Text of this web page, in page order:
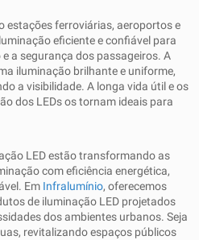
estações ferroviárias, aeroportos e
eficiente e confiável para
a segurança dos passageiros. A
iluminação brilhante e uniforme,
a visibilidade. A longa vida útil e os
dos LEDs os tornam ideais para
LED estão transformando as
com eficiência energética,
Em Infralumínio, oferecemos
de iluminação LED projetados
dos ambientes urbanos. Seja
revitalizando espaços públicos